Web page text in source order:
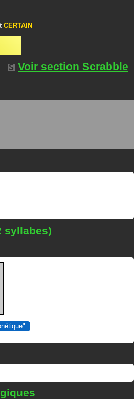
CERTAIN
Voir section Scrabble
syllabes)